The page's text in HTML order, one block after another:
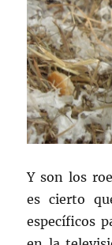
Y son los
es cierto
específicos